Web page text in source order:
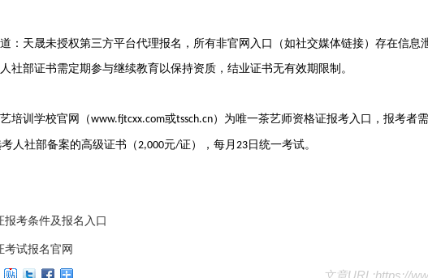
：天晟未授权第三方平台代理报名，所有非官网入口（如社交媒体链接）存在信息
人社部证书需定期参与继续教育以保持资质，结业证书无有效期限制‌。
艺培训学校官网（www.fjtcxx.com或tssch.cn）为唯一茶艺师资格证报考入口，报考者
人社部备案的高级证书（2,000元/证），每月 23 日统一考试‌。
报考条件及报名入口
考试报名官网
文章URL:https://